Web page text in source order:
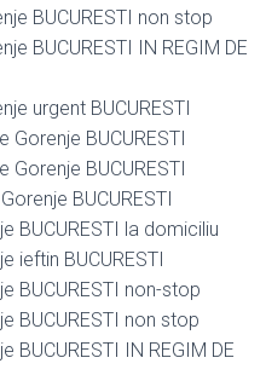
BUCURESTI non stop
BUCURESTI IN REGIM DE
urgent BUCURESTI
BUCURESTI
BUCURESTI
BUCURESTI
BUCURESTI la domiciliu
ieftin BUCURESTI
BUCURESTI non-stop
BUCURESTI non stop
BUCURESTI IN REGIM DE